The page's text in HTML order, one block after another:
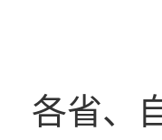
各省、